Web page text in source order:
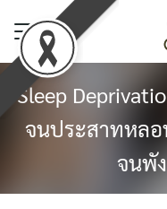
content
Sleep
จนประสาทหล
จนพั